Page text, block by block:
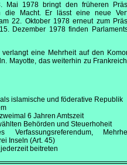
Mai 1978 bringt den früheren
die Macht. Er lässt eine neue
22. Oktober 1978 erneut zum
15. Dezember 1978finden
eine Mehrheit auf den
Mayotte, das weiterhin zu
islamische und föderative Republik
6 Jahren Amtszeit
Behörden und Steuerhoheit
Verfassungsreferendum,
Inseln (Art. 45)
beitreten